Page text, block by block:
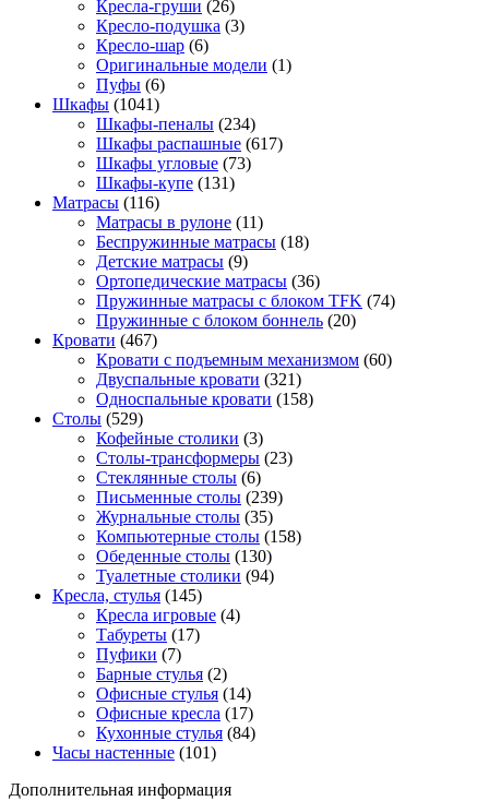
Кресла-груши (26)
Кресло-подушка (3)
Кресло-шар (6)
Оригинальные модели (1)
Пуфы (6)
Шкафы (1041)
Шкафы-пеналы (234)
Шкафы распашные (617)
Шкафы угловые (73)
Шкафы-купе (131)
Матрасы (116)
Матрасы в рулоне (11)
Беспружинные матрасы (18)
Детские матрасы (9)
Ортопедические матрасы (36)
Пружинные матрасы с блоком TFK (74)
Пружинные с блоком боннель (20)
Кровати (467)
Кровати с подъемным механизмом (60)
Двуспальные кровати (321)
Односпальные кровати (158)
Столы (529)
Кофейные столики (3)
Столы-трансформеры (23)
Стеклянные столы (6)
Письменные столы (239)
Журнальные столы (35)
Компьютерные столы (158)
Обеденные столы (130)
Туалетные столики (94)
Кресла, стулья (145)
Кресла игровые (4)
Табуреты (17)
Пуфики (7)
Барные стулья (2)
Офисные стулья (14)
Офисные кресла (17)
Кухонные стулья (84)
Часы настенные (101)
Дополнительная информация